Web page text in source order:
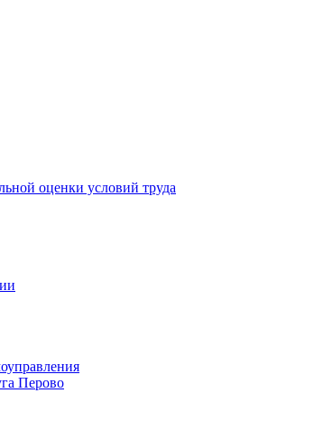
оценки условий труда
Перово